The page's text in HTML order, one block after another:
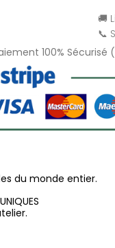
🚚
📞
100% Sécurisé
du monde entier.